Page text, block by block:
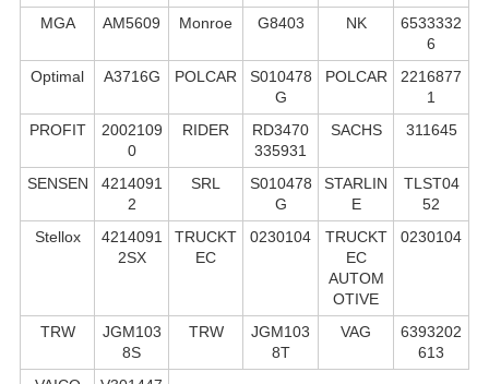
MGA AM5609 Monroe G8403 NK
6533332
6
Optimal
A3716G POLCAR
S010478
G
POLCAR
2216877
1
PROFIT
2002109
0
RIDER
RD3470
335931
SACHS 311645
SENSEN
4214091
2
SRL
S010478
G
STARLIN
E
TLST04
52
Stellox
4214091
2SX
TRUCKT
EC
0230104
TRUCKT
EC
AUTOM
OTIVE
0230104
TRW
JGM103
8S
TRW
JGM103
8T
VAG
6393202
613